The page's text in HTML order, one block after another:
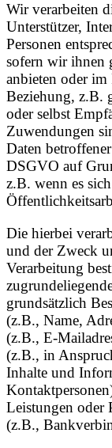
Wir verarbeiten
Unterstützer,
Personen
sofern wir ihnen
anbieten oder im
Beziehung, z.B.
oder selbst
Zuwendungen
Daten
DSGVO auf
z.B. wenn es
Die hierbei
und der Zweck
Verarbeitung
grundsätzlich
(z.B., Name,
(z.B., E-
(z.B., in
Inhalte und
Leistungen oder
(z.B.,